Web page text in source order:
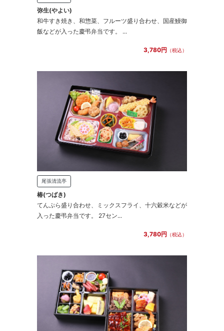
弥生(やよい)
和牛すき焼き、和惣菜、フルーツ盛り合わせ、国産鰻御
飯などが入った慶弔弁当です。 ...
3,780円 （税込）
尾張清流亭
椿(つばき)
てんぷら盛り合わせ、ミックスフライ、十六穀米などが
入った慶弔弁当です。 27セン...
3,780円 （税込）